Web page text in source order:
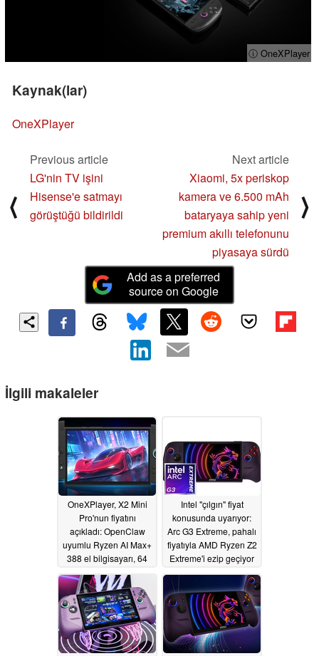
ⓘ OneXPlayer
Kaynak(lar)
OneXPlayer
⟨
Previous article
LG'nin TV işini
Hisense'e satmayı
görüştüğü bildirildi
Next article
Xiaomi, 5x periskop
kamera ve 6.500 mAh
bataryaya sahip yeni
premium akıllı telefonunu
piyasaya sürdü
⟩
Add as a preferred
source on Google
İlgili makaleler
OneXPlayer, X2 Mini
Pro'nun fiyatını
açıkladı: OpenClaw
uyumlu Ryzen AI Max+
388 el bilgisayarı, 64
isteğe bağlı sıvı
soğutma ve 118 TOPS
yapay zeka
performansı ile
piyasaya çıkıyor
Intel "çılgın" fiyat
konusunda uyarıyor:
Arc G3 Extreme, pahalı
fiyatıyla AMD Ryzen Z2
Extreme'i ezip geçiyor
06/02/2026